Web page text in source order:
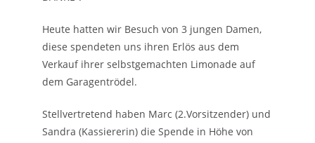
Heute hatten wir Besuch von 3 jungen Damen,
diese spendeten uns ihren Erlös aus dem
Verkauf ihrer selbstgemachten Limonade auf
dem Garagentrödel.
Stellvertretend haben Marc (2.Vorsitzender) und
Sandra (Kassiererin) die Spende in Höhe von